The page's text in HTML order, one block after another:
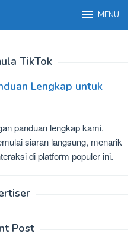
MENU
TikTok
Lengkap untuk
panduan lengkap kami.
siaran langsung, menarik
di platform populer ini.
Post